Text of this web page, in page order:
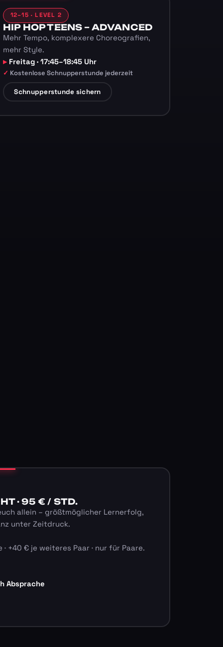
12–15 · LEVEL 2
HIP HOP TEENS – ADVANCED
Mehr Tempo, komplexere Choreografien,
mehr Style.
Freitag · 17:45–18:45 Uhr
Kostenlose Schnupperstunde jederzeit
Schnupperstunde sichern
· 95 € / STD.
allein – größtmöglicher Lernerfolg,
unter Zeitdruck.
+40 € je weiteres Paar · nur für Paare.
Absprache